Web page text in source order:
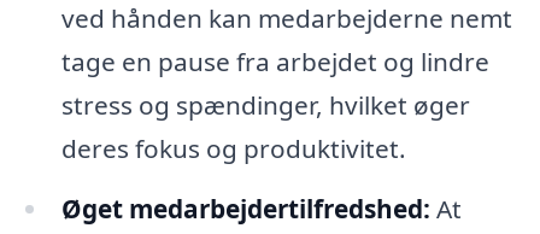
ved hånden kan medarbejderne nemt
tage en pause fra arbejdet og lindre
stress og spændinger, hvilket øger
deres fokus og produktivitet.
Øget medarbejdertilfredshed: At